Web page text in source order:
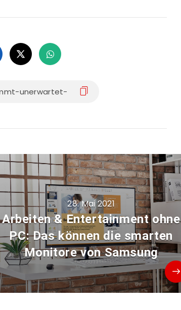
28. Mai 2021
Arbeiten & Entertainment ohne
PC: Das können die smarten
Monitore von Samsung